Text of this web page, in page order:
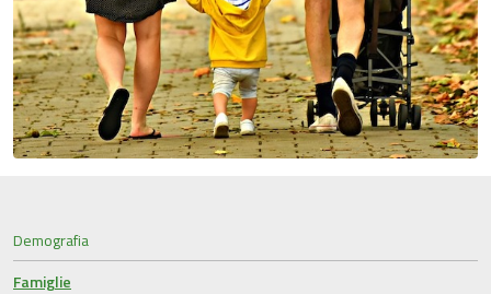
Demografia
Famiglie